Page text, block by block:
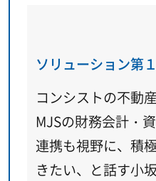
ソリューション第
コンシストの不動
MJSの財務会計・
連携も視野に、積
きたい、と話す小